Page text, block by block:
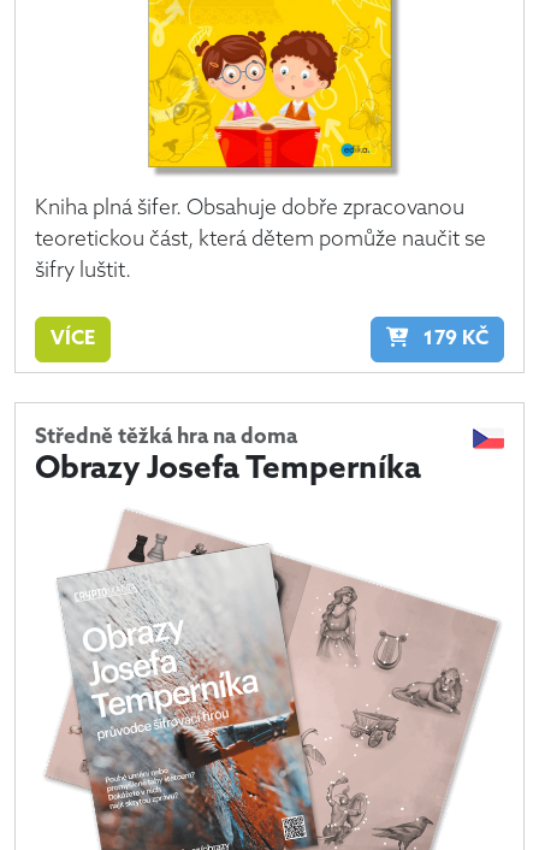
Kniha plná šifer. Obsahuje dobře zpracovanou
teoretickou část, která dětem pomůže naučit se
šifry luštit.
VÍCE 179 KČ
Středně těžká hra na doma
Obrazy Josefa Temperníka